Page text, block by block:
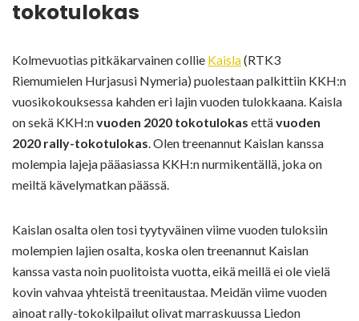
tokotulokas
Kolmevuotias pitkäkarvainen collie Kaisla(RTK3
Riemumielen Hurjasusi Nymeria) puolestaan palkittiin KKH:n
vuosikokouksessa kahden eri lajin vuoden tulokkaana. Kaisla
on sekä KKH:nvuoden 2020 tokotulokas ettävuoden
2020 rally-tokotulokas . Olen treenannut Kaislan kanssa
molempia lajeja pääasiassa KKH:n nurmikentällä, joka on
meiltä kävelymatkan päässä.
Kaislan osalta olen tosi tyytyväinen viime vuoden tuloksiin
molempien lajien osalta, koska olen treenannut Kaislan
kanssa vasta noin puolitoista vuotta, eikä meillä ei ole vielä
kovin vahvaa yhteistä treenitaustaa. Meidän viime vuoden
ainoat rally-tokokilpailut olivat marraskuussa Liedon